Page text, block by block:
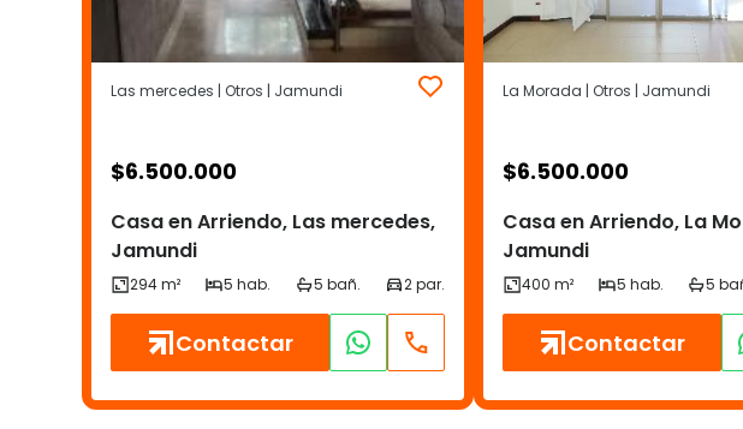
Las mercedes | Otros | Jamundi
$6.500.000
Casa en Arriendo, Las mercedes,
Jamundi
Contactar
La Morada | Otros | Jamundi
$6.500.000
Casa en Arriendo, La
Jamundi
Contactar